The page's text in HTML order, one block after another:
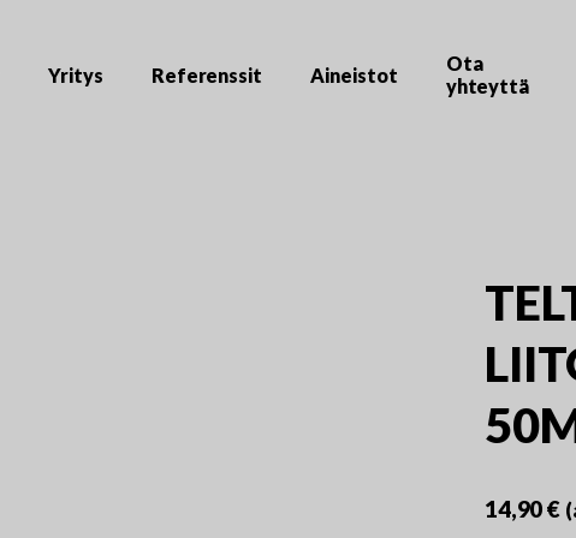
Yritys Referenssit Aineistot
Ota
yhteyttä
14,90€